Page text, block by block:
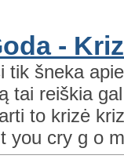
-
tik šneka
tai reiškia
to krizė
you cry g o